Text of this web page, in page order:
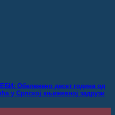
Обележено десет година од
у Српској књижевној задрузи